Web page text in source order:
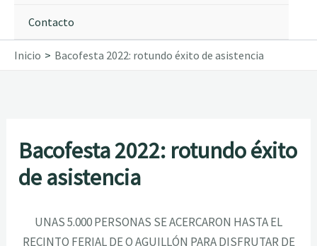
Contacto
Inicio Bacofesta 2022: rotundo éxito de asistencia
Bacofesta 2022: rotundo éxito
de asistencia
UNAS 5.000 PERSONAS SE ACERCARON HASTA EL
RECINTO FERIAL DE O AGUILLÓN PARA DISFRUTAR DE